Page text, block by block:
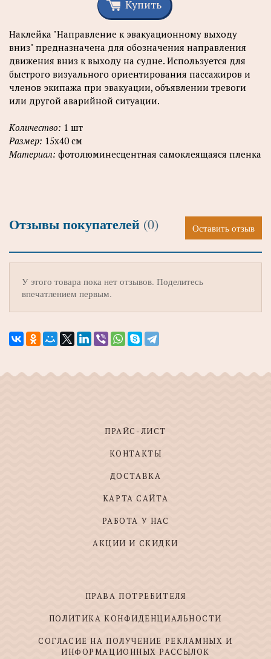
Купить
Наклейка "Направление к эвакуационному выходу
вниз" предназначена для обозначения направления
движения вниз к выходу на судне. Используется для
быстрого визуального ориентирования пассажиров и
членов экипажа при эвакуации, объявлении тревоги
или другой аварийной ситуации.
Количество: 1 шт
Размер: 15x40 см
Материал: фотолюминесцентная самоклеящаяся плeнка
Отзывы покупателей (0) Оставить отзыв
У этого товара пока нет отзывов. Поделитесь
впечатлением первым.
ПРАЙС-ЛИСТ
КОНТАКТЫ
ДОСТАВКА
КАРТА САЙТА
РАБОТА У НАС
АКЦИИ И СКИДКИ
ПРАВА ПОТРЕБИТЕЛЯ
ПОЛИТИКА КОНФИДЕНЦИАЛЬНОСТИ
СОГЛАСИЕ НА ПОЛУЧЕНИЕ РЕКЛАМНЫХ И
ИНФОРМАЦИОННЫХ РАССЫЛОК